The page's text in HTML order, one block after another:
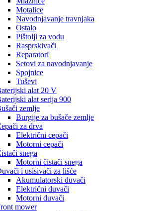
Motalice
Navodnjavanje travnjaka
Ostalo
Pištolji za vodu
Rasprskivači
Reparatori
Setovi za navodnjavanje
Spojnice
Tuševi
alat 20 V
alat serija 900
zemlje
Burgije za bušače zemlje
za drva
Električni cepači
Motorni cepači
snega
Motorni čistači snega
i usisivači za lišće
Akumulatorski duvači
Električni duvači
Motorni duvači
mower